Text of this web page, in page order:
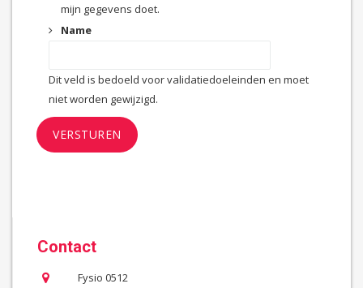
mijn gegevens doet.
Name
Dit veld is bedoeld voor validatiedoeleinden en moet
niet worden gewijzigd.
Contact
Fysio 0512